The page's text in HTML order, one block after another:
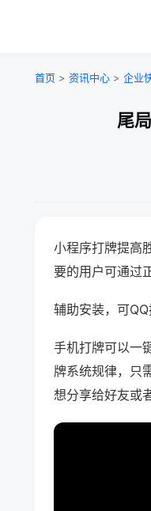
首页 > 资讯中心 > 企业
尾
小程序打牌提高
要的用户可通过
辅助安装，可
手机打牌可以一
牌系统规律，只
想分享给好友或